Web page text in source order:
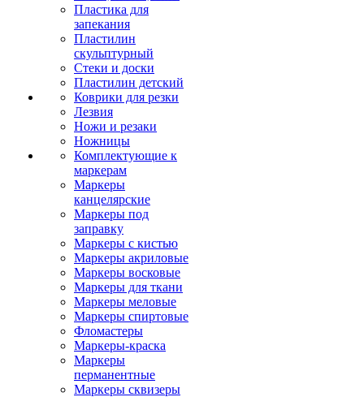
Пластика для
запекания
Пластилин
скульптурный
Стеки и доски
Пластилин детский
Коврики для резки
Лезвия
Ножи и резаки
Ножницы
Комплектующие к
маркерам
Маркеры
канцелярские
Маркеры под
заправку
Маркеры с кистью
Маркеры акриловые
Маркеры восковые
Маркеры для ткани
Маркеры меловые
Маркеры спиртовые
Фломастеры
Маркеры-краска
Маркеры
перманентные
Маркеры сквизеры